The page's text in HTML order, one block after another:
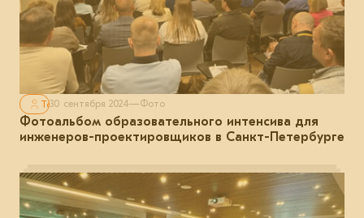
Только для авторизованных
30 сентября 2024—Фото
Фотоальбом образовательного интенсива для
инженеров-проектировщиков в Санкт-Петербурге